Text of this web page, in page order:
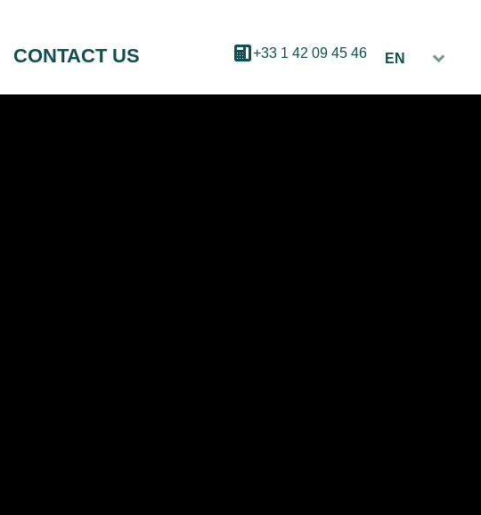
CONTACT US +33 1 42 09 45 46 EN